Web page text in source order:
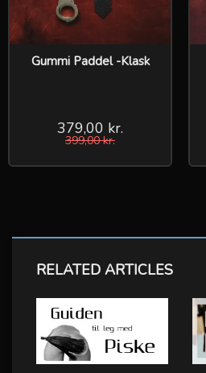
Gummi Paddel -Klask
379,00 kr.
399,00 kr.
RELATED ARTICLES